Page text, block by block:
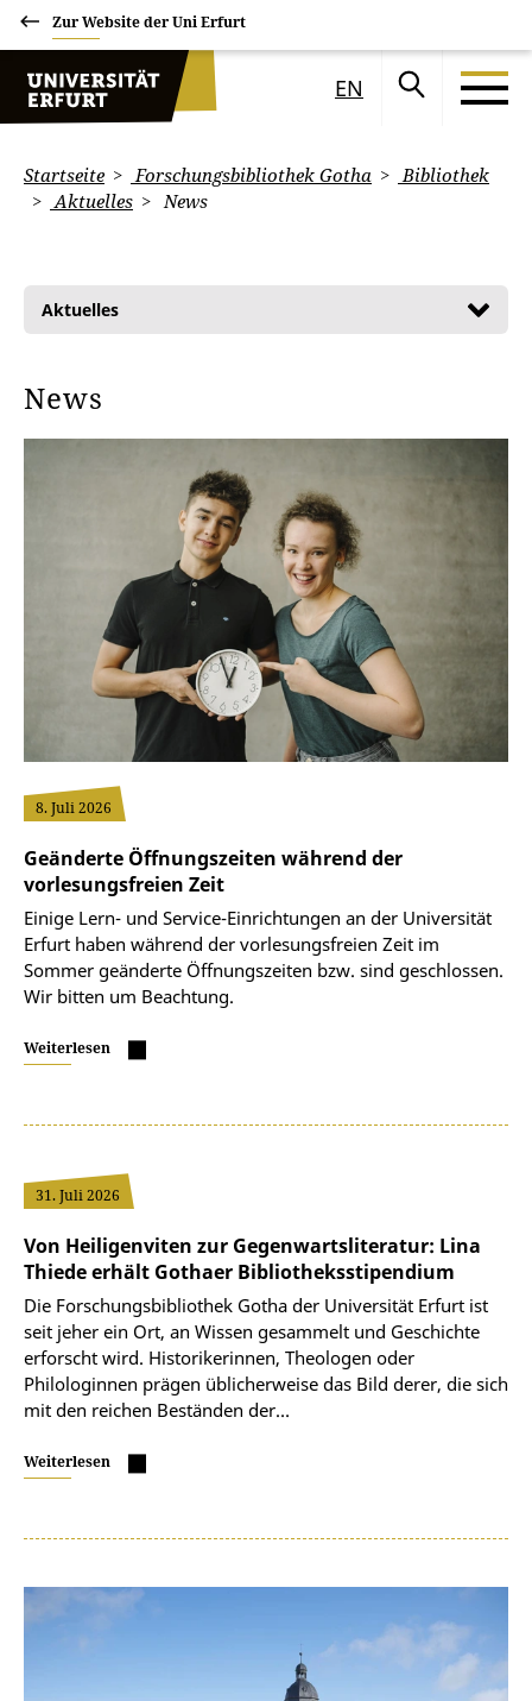
Zur Website der Uni Erfurt
EN
Startseite Forschungsbibliothek Gotha
Bibliothek
Aktuelles
News
Aktuelles
News
8. Juli 2026
Geänderte Öffnungszeiten während der
vorlesungsfreien Zeit
Einige Lern- und Service-Einrichtungen an der Universität
Erfurt haben während der vorlesungsfreien Zeit im
Sommer geänderte Öffnungszeiten bzw. sind geschlossen.
Wir bitten um Beachtung.
Weiterlesen
31. Juli 2026
Von Heiligenviten zur Gegenwartsliteratur: Lina
Thiede erhält Gothaer Bibliotheksstipendium
Die Forschungsbibliothek Gotha der Universität Erfurt ist
seit jeher ein Ort, an Wissen gesammelt und Geschichte
erforscht wird. Historikerinnen, Theologen oder
Philologinnen prägen üblicherweise das Bild derer, die sich
mit den reichen Beständen der…
Weiterlesen